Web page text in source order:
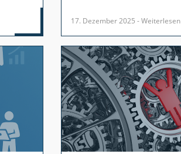
17. Dezember 2025 - Weiterlesen